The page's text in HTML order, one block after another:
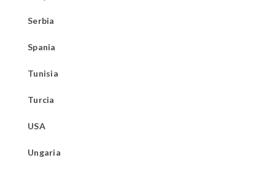
Serbia
Spania
Tunisia
Turcia
USA
Ungaria